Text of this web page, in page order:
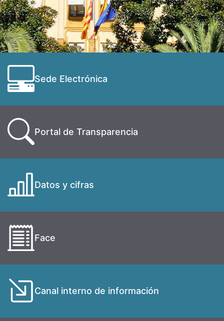
Sede Electrónica
Portal de Transparencia
Datos y cifras
Face
Canal interno de información